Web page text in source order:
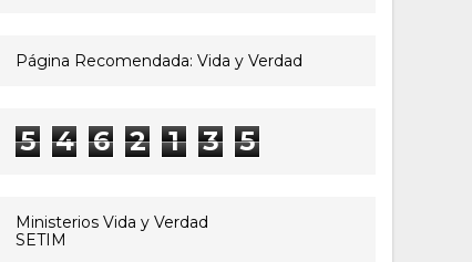
Página Recomendada: Vida y Verdad
5 4 6 2 1 3 5
Ministerios Vida y Verdad
SETIM